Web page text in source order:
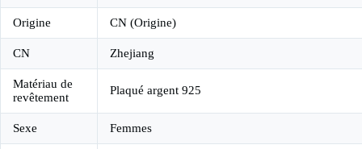
Origine CN (Origine)
CN Zhejiang
Matériau de
revêtement
Plaqué argent 925
Sexe Femmes